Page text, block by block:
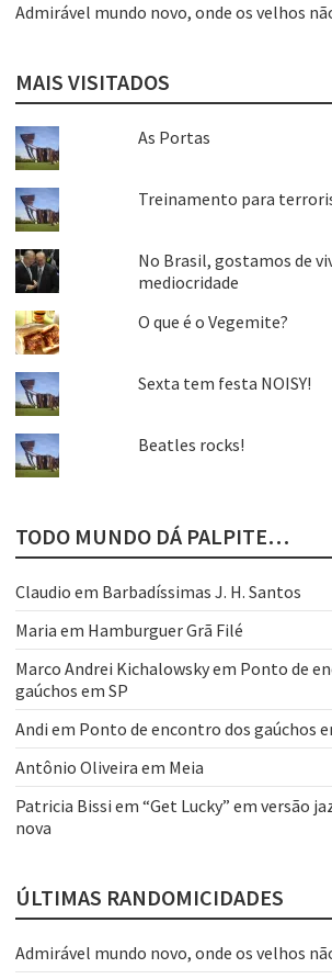
Admirável mundo novo, onde os velhos
MAIS VISITADOS
As Portas
Treinamento para
No Brasil, gostamos de
mediocridade
O que é o Vegemite?
Sexta tem festa NOISY!
Beatles rocks!
TODO MUNDO DÁ PALPITE…
Claudio em Barbadíssimas J. H. Santos
Maria em Hamburguer Grã Filé
Marco Andrei Kichalowskyem Ponto de
gaúchos em SP
Andi em Ponto de encontro dos gaúchos
Antônio Oliveira em Meia
Patricia Bissi em “Get Lucky” em versão
nova
ÚLTIMAS RANDOMICIDADES
Admirável mundo novo, onde os velhos